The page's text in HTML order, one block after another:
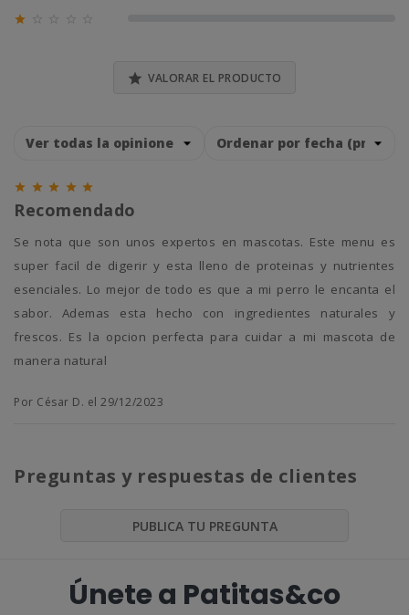

 VALORAR EL PRODUCTO
    
Recomendado
Se nota que son unos expertos en mascotas. Este menu es
super facil de digerir y esta lleno de proteinas y nutrientes
esenciales. Lo mejor de todo es que a mi perro le encanta el
sabor. Ademas esta hecho con ingredientes naturales y
frescos. Es la opcion perfecta para cuidar a mi mascota de
manera natural
Por César D. el 29/12/2023
Preguntas y respuestas de clientes
PUBLICA TU PREGUNTA
Únete a Patitas&co